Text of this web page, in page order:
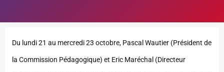
Du lundi 21 au mercredi 23 octobre, Pascal Wautier (Président de
la Commission Pédagogique) et Eric Maréchal (Directeur